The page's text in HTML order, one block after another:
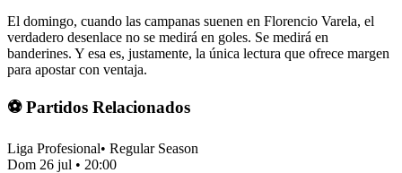
El domingo, cuando las campanas suenen en Florencio Varela, el
verdadero desenlace no se medirá en goles. Se medirá en
banderines. Y esa es, justamente, la única lectura que ofrece margen
para apostar con ventaja.
⚽ Partidos Relacionados
Liga Profesional• Regular Season
Dom 26 jul • 20:00